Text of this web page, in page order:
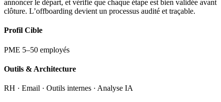
annoncer le départ, et vérifie que chaque étape est bien validée avant
clôture. L’offboarding devient un processus audité et traçable.
Profil Cible
PME 5–50 employés
Outils & Architecture
RH · Email · Outils internes · Analyse IA